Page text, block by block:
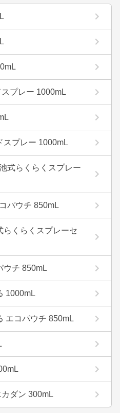
プレー 1000mL
スプレー 1000mL
式らくらくスプレー
パウチ 850mL
らくらくスプレーセ
ウチ 850mL
1000mL
エコパウチ 850mL
ダン 300mL